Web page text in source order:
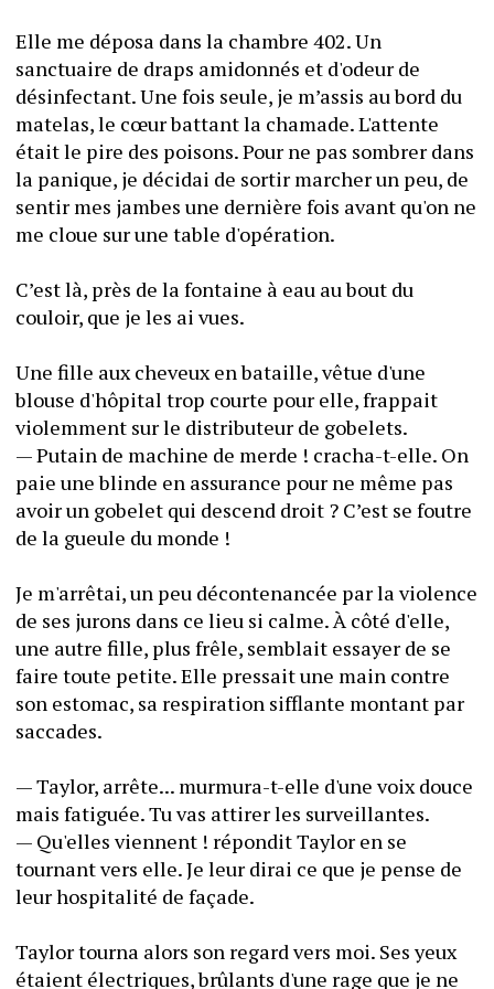
Elle me déposa dans la chambre 402. Un
sanctuaire de draps amidonnés et d'odeur de
désinfectant. Une fois seule, je m’assis au bord du
matelas, le cœur battant la chamade. L'attente
était le pire des poisons. Pour ne pas sombrer dans
la panique, je décidai de sortir marcher un peu, de
sentir mes jambes une dernière fois avant qu'on ne
me cloue sur une table d'opération.
C’est là, près de la fontaine à eau au bout du
couloir, que je les ai vues.
Une fille aux cheveux en bataille, vêtue d'une
blouse d'hôpital trop courte pour elle, frappait
violemment sur le distributeur de gobelets.
— Putain de machine de merde ! cracha-t-elle. On
paie une blinde en assurance pour ne même pas
avoir un gobelet qui descend droit ? C’est se foutre
de la gueule du monde !
Je m'arrêtai, un peu décontenancée par la violence
de ses jurons dans ce lieu si calme. À côté d'elle,
une autre fille, plus frêle, semblait essayer de se
faire toute petite. Elle pressait une main contre
son estomac, sa respiration sifflante montant par
saccades.
— Taylor, arrête... murmura-t-elle d'une voix douce
mais fatiguée. Tu vas attirer les surveillantes.
— Qu'elles viennent ! répondit Taylor en se
tournant vers elle. Je leur dirai ce que je pense de
Taylor tourna alors son regard vers moi. Ses yeux
étaient électriques, brûlants d'une rage que je ne